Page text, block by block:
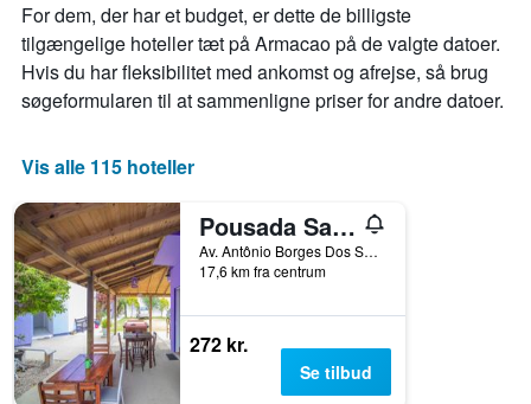
For dem, der har et budget, er dette de billigste
tilgængelige hoteller tæt på Armacao på de valgte datoer.
Hvis du har fleksibilitet med ankomst og afrejse, så brug
søgeformularen til at sammenligne priser for andre datoer.
Vis alle 115 hoteller
Pousada Santa Ana
Av. Antônio Borges Dos Santos, 352, Florianopolis, Brasilien
17,6 km fra centrum
272 kr.
Se tilbud